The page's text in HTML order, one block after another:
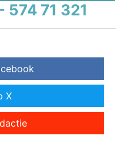
574 71 321
X